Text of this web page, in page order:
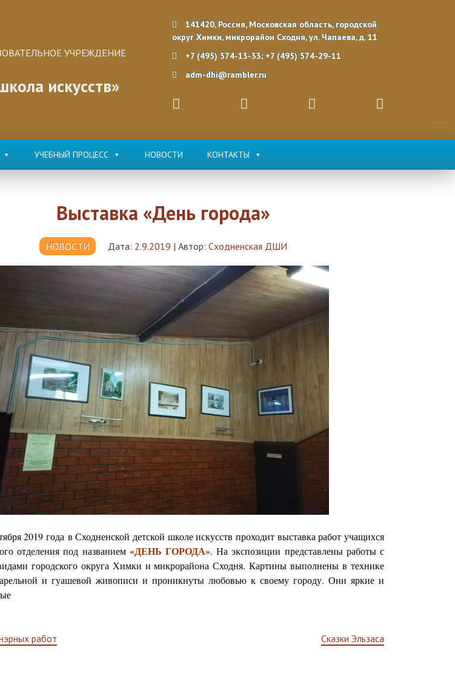
УЧРЕЖДЕНИЕ
искусств»
141420, Россия, Московская область, городской
округ Химки, микрорайон Сходня, ул. Чапаева, д. 11
+7 (495) 574-13-33; +7 (495) 574-29-11
adm-dhi@rambler.ru
УЧЕБНЫЙ ПРОЦЕСС НОВОСТИ КОНТАКТЫ
Выставка «День города»
НОВОСТИ Дата: 2.9.2019 | Автор: Сходненская ДШИ
2019 года в Сходненской детской школе искусств проходит выставка работ учащихся
отделения под названием «ДЕНЬ ГОРОДА». На экспозиции представлены работы с
городского округа Химки и микрорайона Сходня. Картины выполнены в технике
и гуашевой живописи и проникнуты любовью к своему городу. Они яркие и
работ Сказки Эльзаса